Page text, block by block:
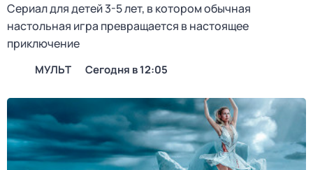
Сериал для детей 3-5 лет, в котором обычная
настольная игра превращается в настоящее
приключение
МУЛЬТ Сегодня в 12:05